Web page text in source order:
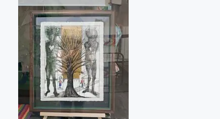
Presse
Qué dicen de nosotros?
Aviso legal
Política de cookies
Expositions